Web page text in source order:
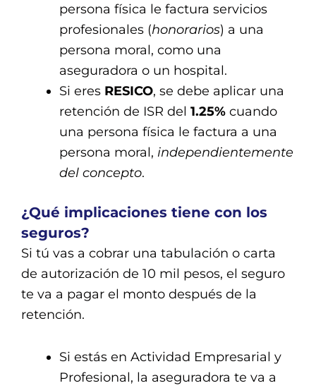
persona física le factura servicios
profesionales (honorarios) a una
persona moral, como una
aseguradora o un hospital.
Si eres RESICO, se debe aplicar una
retención de ISR del 1.25% cuando
una persona física le factura a una
persona moral, independientemente
del concepto.
¿Qué implicaciones tiene con los
seguros?
Si tú vas a cobrar una tabulación o carta
de autorización de 10 mil pesos, el seguro
te va a pagar el monto después de la
retención.
Si estás en Actividad Empresarial y
Profesional, la aseguradora te va a